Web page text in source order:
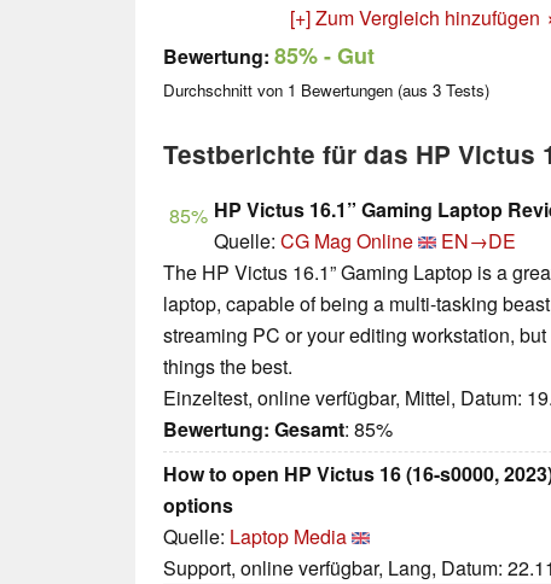
[+] Zum Vergleich hinzufügen
Bewertung: 85%- Gut
Durchschnitt von 1 Bewertungen (aus 3 Tests)
Testberichte für das HP Victus
85% HP Victus 16.1” Gaming Laptop
Quelle: CG Mag Online
EN→DE
The HP Victus 16.1” Gaming Laptop is a
laptop, capable of being a multi-tasking
streaming PC or your editing workstation,
things the best.
Einzeltest, online verfügbar, Mittel, Datum:
Bewertung: Gesamt: 85%
How to open HP Victus 16 (16-s0000,
options
Quelle: Laptop Media
Support, online verfügbar, Lang, Datum: